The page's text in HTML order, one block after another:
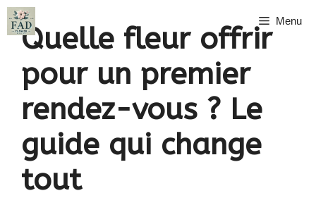
Aller
au
contenu
Menu
Quelle fleur offrir
pour un premier
rendez-vous ? Le
guide qui change
tout